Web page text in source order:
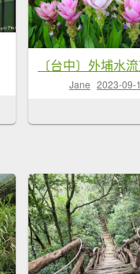
Jane 2023-09-